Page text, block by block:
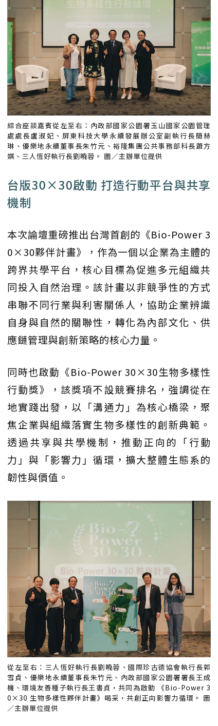
綜合座談嘉賓從左至右：內政部國家公園署玉山國家公園管理
處處長盧淑妃、屏東科技大學永續發展辦公室副執行長簡赫
琳、優樂地永續董事長朱竹元、裕隆集團公共事務部科長蕭方
娸、三人恆好執行長劉曉蓉。 圖／主辦單位提供
台版30×30啟動 打造行動平台與共享
機制
本次論壇重磅推出台灣首創的《Bio-Power 3
0×30夥伴計畫》，作為一個以企業為主體的
跨界共學平台，核心目標為促進多元組織共
同投入自然治理。該計畫以非競爭性的方式
串聯不同行業與利害關係人，協助企業辨識
自身與自然的關聯性，轉化為內部文化、供
應鏈管理與創新策略的核心力量。
同時也啟動《Bio-Power 30×30生物多樣性
行動獎》，該獎項不設競賽排名，強調從在
地實踐出發，以「溝通力」為核心橋梁，聚
焦企業與組織落實生物多樣性的創新典範。
透過共享與共學機制，推動正向的「行動
力」與「影響力」循環，擴大整體生態系的
韌性與價值。
從左至右：三人恆好執行長劉曉蓉、國際珍古德協會執行長郭
雪貞、優樂地永續董事長朱竹元、內政部國家公園署署長王成
機、環境友善種子執行長王書貞，共同為啟動 《Bio-Power 3
0×30 生物多樣性夥伴計畫》喝采，共創正向影響力循環。 圖
／主辦單位提供